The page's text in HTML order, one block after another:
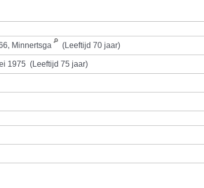
Minnertsga (Leeftijd 70 jaar)
1975 (Leeftijd 75 jaar)